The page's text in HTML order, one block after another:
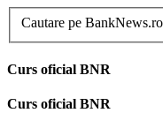
Cautare pe BankNews.ro
Curs oficial BNR
Curs oficial BNR